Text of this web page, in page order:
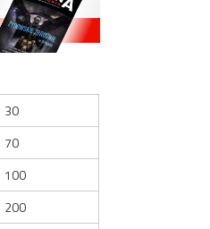
30
70
100
200